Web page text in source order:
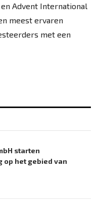
Advent International
meest ervaren
met een
starten
op het gebied van